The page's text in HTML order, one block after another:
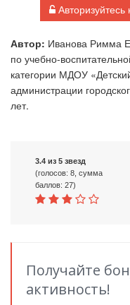
Авторизуйтесь
Автор: Иванова Римма
по учебно-
категории МДОУ
администрации
лет.
3.4 из 5 звезд
(голосов: 8, сумма
баллов: 27)
Получайте
активность!